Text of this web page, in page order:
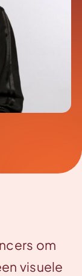
om
visuele